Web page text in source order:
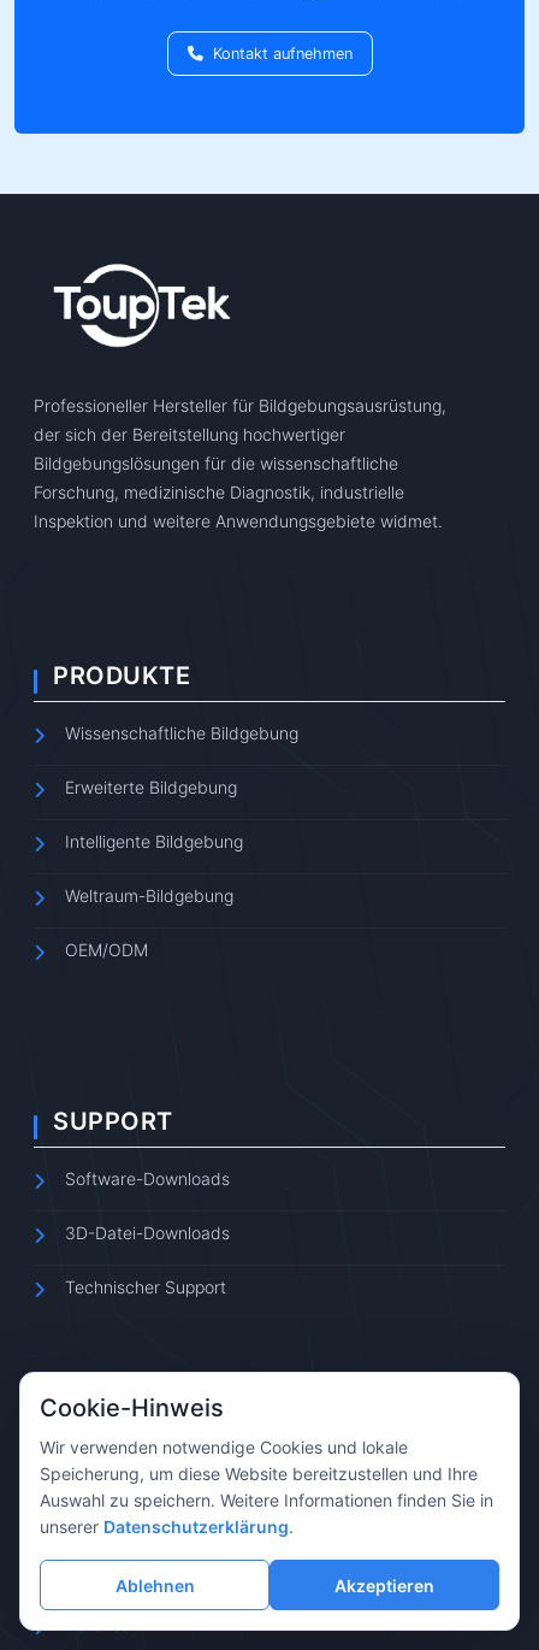
Kontakt aufnehmen
Professioneller Hersteller für Bildgebungsausrüstung,
der sich der Bereitstellung hochwertiger
Bildgebungslösungen für die wissenschaftliche
Forschung, medizinische Diagnostik, industrielle
Inspektion und weitere Anwendungsgebiete widmet.
PRODUKTE
Wissenschaftliche Bildgebung
Erweiterte Bildgebung
Intelligente Bildgebung
Weltraum-Bildgebung
OEM/ODM
SUPPORT
Software-Downloads
3D-Datei-Downloads
Technischer Support
ÜBER UNS
Unternehmensprofil
Cookie-Hinweis
Wir verwenden notwendige Cookies und lokale
Speicherung, um diese Website bereitzustellen und Ihre
Auswahl zu speichern. Weitere Informationen finden Sie in
unserer Datenschutzerklärung.
Ablehnen Akzeptieren